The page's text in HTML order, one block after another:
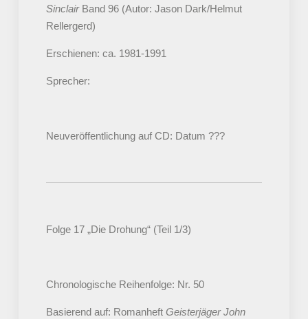
SinclairBand 96 (Autor: Jason Dark/Helmut
Rellergerd)
Erschienen: ca. 1981-1991
Sprecher:
Neuveröffentlichung auf CD: Datum ???
Folge 17 „Die Drohung“ (Teil 1/3)
Chronologische Reihenfolge: Nr. 50
Basierend auf: Romanheft Geisterjäger John